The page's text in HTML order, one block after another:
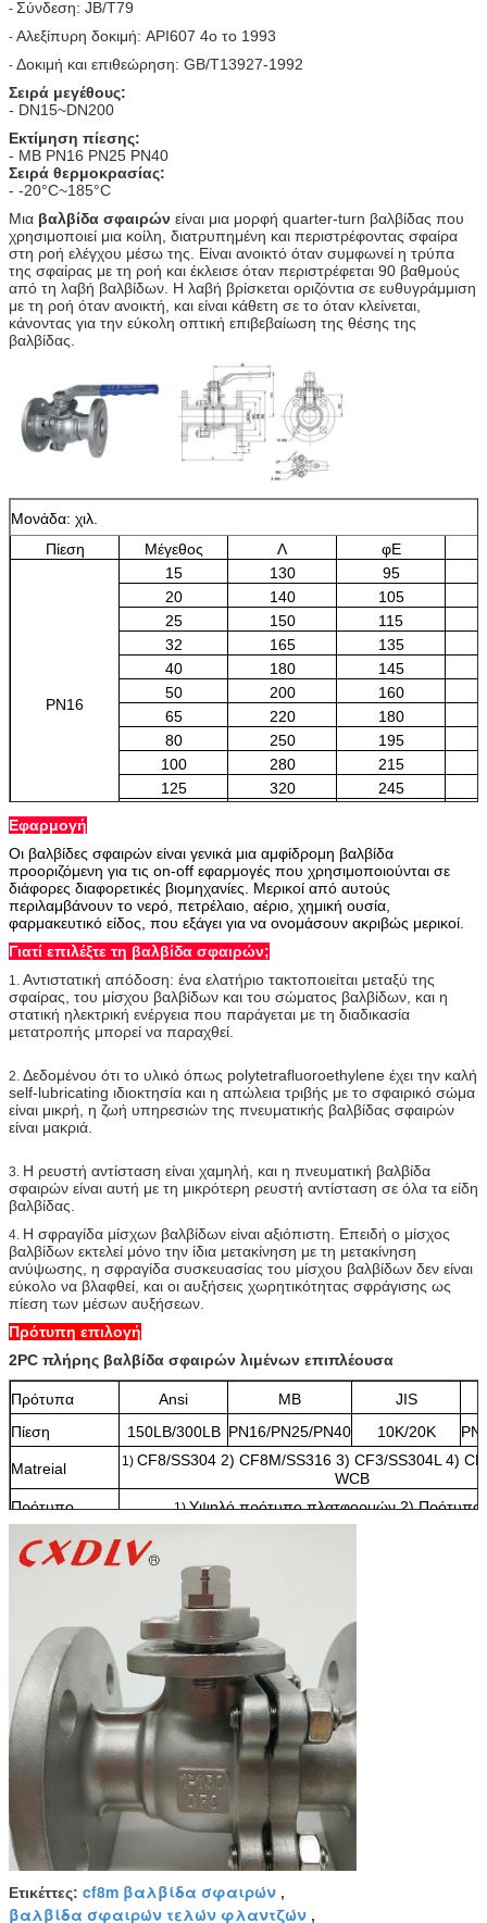
- Σύνδεση: JB/T79
- Αλεξίπυρη δοκιμή: API607 4ο το 1993
- Δοκιμή και επιθεώρηση: GB/T13927-1992
Σειρά μεγέθους:
- DN15~DN200
Εκτίμηση πίεσης:
- ΜΒ PN16 PN25 PN40
Σειρά θερμοκρασίας:
- -20°C~185°C
Μια βαλβίδα σφαιρών είναι μια μορφή quarter-turn βαλβίδας που
χρησιμοποιεί μια κοίλη, διατρυπημένη και περιστρέφοντας σφαίρα
στη ροή ελέγχου μέσω της. Είναι ανοικτό όταν συμφωνεί η τρύπα
της σφαίρας με τη ροή και έκλεισε όταν περιστρέφεται 90 βαθμούς
από τη λαβή βαλβίδων. Η λαβή βρίσκεται οριζόντια σε ευθυγράμμιση
με τη ροή όταν ανοικτή, και είναι κάθετη σε το όταν κλείνεται,
κάνοντας για την εύκολη οπτική επιβεβαίωση της θέσης της
βαλβίδας.
Μονάδα: χιλ.
Πίεση
Μέγεθος Λ φE
PN16
15 130
95
20
140
105
25
150
115
32
165 135
40
180
145
50
200 160
65
220 180
80
250 195
100
280 215
125
320 245
Εφαρμογή
Οι βαλβίδες σφαιρών είναι γενικά μια αμφίδρομη βαλβίδα
προοριζόμενη για τις on-off εφαρμογές που χρησιμοποιούνται σε
διάφορες διαφορετικές βιομηχανίες. Μερικοί από αυτούς
περιλαμβάνουν το νερό, πετρέλαιο, αέριο, χημική ουσία,
φαρμακευτικό είδος, που εξάγει για να ονομάσουν ακριβώς μερικοί.
Γιατί επιλέξτε τη βαλβίδα σφαιρών;
1. Αντιστατική απόδοση: ένα ελατήριο τακτοποιείται μεταξύ της
σφαίρας, του μίσχου βαλβίδων και του σώματος βαλβίδων, και η
στατική ηλεκτρική ενέργεια που παράγεται με τη διαδικασία
μετατροπής μπορεί να παραχθεί.
2. Δεδομένου ότι το υλικό όπως polytetrafluoroethylene έχει την καλή
self-lubricating ιδιοκτησία και η απώλεια τριβής με το σφαιρικό σώμα
είναι μικρή, η ζωή υπηρεσιών της πνευματικής βαλβίδας σφαιρών
είναι μακριά.
3. Η ρευστή αντίσταση είναι χαμηλή, και η πνευματική βαλβίδα
σφαιρών είναι αυτή με τη μικρότερη ρευστή αντίσταση σε όλα τα είδη
βαλβίδας.
4. Η σφραγίδα μίσχων βαλβίδων είναι αξιόπιστη. Επειδή ο μίσχος
βαλβίδων εκτελεί μόνο την ίδια μετακίνηση με τη μετακίνηση
ανύψωσης, η σφραγίδα συσκευασίας του μίσχου βαλβίδων δεν είναι
εύκολο να βλαφθεί, και οι αυξήσεις χωρητικότητας σφράγισης ως
πίεση των μέσων αυξήσεων.
Πρότυπη επιλογή
2PC πλήρης βαλβίδα σφαιρών λιμένων επιπλέουσα
Πρότυπα Ansi ΜΒ
JIS
Πίεση
150LB/300LB PN16/PN25/PN40 10K/20K
Matreial 1) CF8/SS304 2) CF8M/SS316 3) CF3/SS304L 4)
WCB
Πρότυπο
1)Υψηλό πρότυπο πλατφορμών 2) Πρότυπο
Ετικέττες: cf8m βαλβίδα σφαιρών ,
βαλβίδα σφαιρών τελών φλαντζών ,